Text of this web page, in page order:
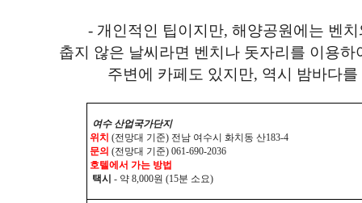
- 개인적인 팁이지만, 해양공원에는 벤
춥지 않은 날씨라면 벤치나 돗자리를 이용
주변에 카페도 있지만, 역시 밤바다
여수 산업국가단지
위치 (전망대 기준) 전남 여수시 화치동 산183-4
문의 (전망대 기준) 061-690-2036
호텔에서 가는 방법
택시- 약 8,000원 (15분 소요)